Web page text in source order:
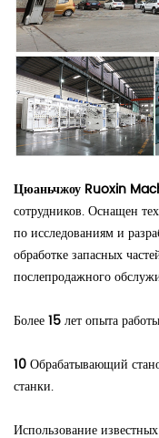
Цюаньчжоу Ruoxin
сотрудников. Оснащен
по исследованиям и
обработке запасных
послепродажного
Более15лет опыта
10Обрабатывающий
станки.
Использование